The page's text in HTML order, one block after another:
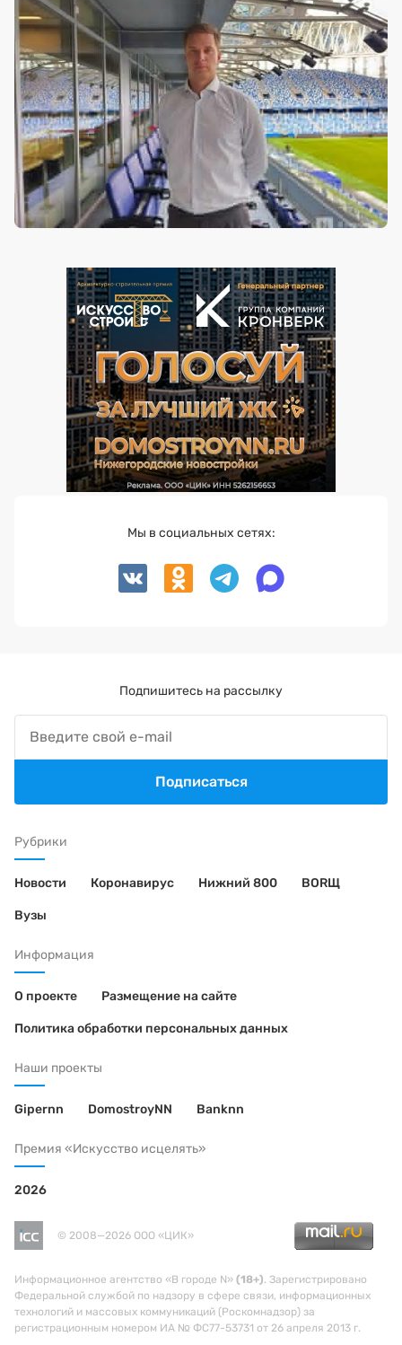
Рубрики
Новости Коронавирус Нижний 800 BORЩ
Вузы
Информация
О проекте Размещение на сайте
Политика обработки персональных данных
Наши проекты
Gipernn DomostroyNN Banknn
Премия «Искусство исцелять»
2026
© 2008—2026 ООО «ЦИК»
Информационное агентство «В городе N» (18+). Зарегистрировано
Федеральной службой по надзору в сфере связи, информационных
технологий и массовых коммуникаций (Роскомнадзор) за
регистрационным номером ИА № ФС77-53731 от 26 апреля 2013 г.
Мы в социальных сетях:
Подпишитесь на рассылку
Подписаться